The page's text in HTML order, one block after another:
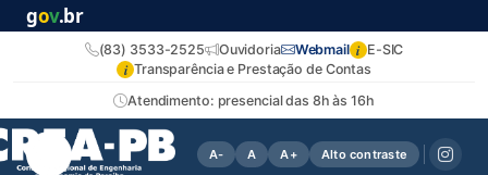
gov.br
Atendimento: presencial das 8h às 16h
(83) 3533-2525 Ouvidoria Webmail i E-SIC
i Transparência e Prestação de Contas
A- A A+ Alto contraste